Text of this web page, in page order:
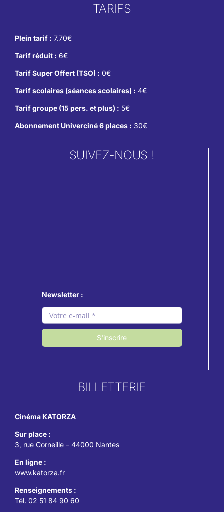
TARIFS
Plein tarif : 7.70€
Tarif réduit : 6€
Tarif Super Offert (TSO) : 0€
Tarif scolaires (séances scolaires) : 4€
Tarif groupe (15 pers. et plus) : 5€
Abonnement Univerciné 6 places : 30€
SUIVEZ-NOUS !
Newsletter :
S'inscrire
BILLETTERIE
Cinéma KATORZA
Sur place :
3, rue Corneille – 44000 Nantes
En ligne :
www.katorza.fr
Renseignements :
Tél. 02 51 84 90 60